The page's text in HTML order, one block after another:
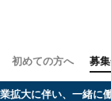
初めての方へ 募
伴い、一緒に働く治